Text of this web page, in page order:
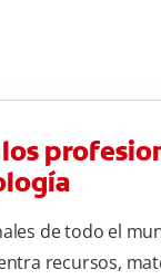
de todo el
recursos,